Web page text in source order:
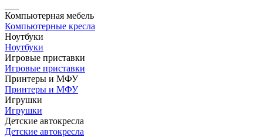
Компьютерная мебель
Компьютерные кресла
Ноутбуки
Ноутбуки
Игровые приставки
Игровые приставки
Принтеры и МФУ
Принтеры и МФУ
Игрушки
Игрушки
Детские автокресла
Детские автокресла